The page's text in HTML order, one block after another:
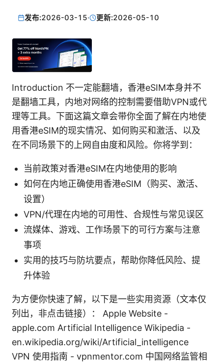
发布:2026-03-15· 更新:2026-05-10
Introduction 不一定能翻墙，香港eSIM本身并不
是翻墙工具，内地对网络的控制需要借助VPN或代
理等工具。下面这篇文章会带你全面了解在内地使
用香港eSIM的现实情况、如何购买和激活、以及
在不同场景下的上网自由度和风险。你将学到：
当前政策对香港eSIM在内地使用的影响
如何在内地正确使用香港eSIM（购买、激活、
设置）
VPN/代理在内地的可用性、合规性与常见误区
流媒体、游戏、工作场景下的可行方案与注意
事项
实用的技巧与防坑要点，帮助你降低风险、提
升体验
为方便你快速了解，以下是一些实用资源（文本仅
列出，非点击链接）： Apple Website -
apple.com Artificial Intelligence Wikipedia -
en.wikipedia.org/wiki/Artificial_intelligence
VPN 使用指南 - vpnmentor.com 中国网络监管相